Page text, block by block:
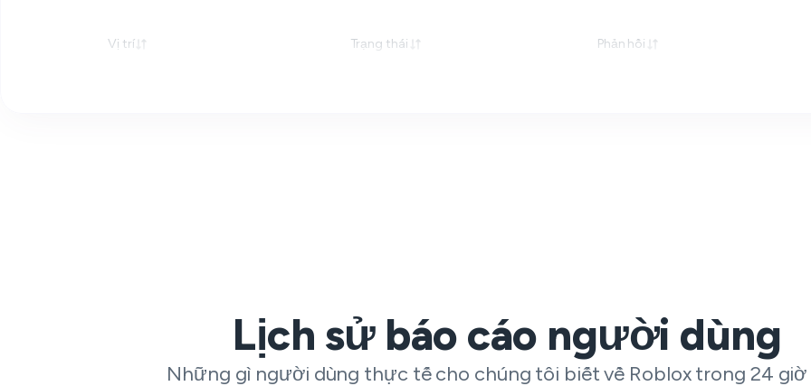
Vị trí Trạng thái Phản hồi
Lịch sử báo cáo người dùng
Những gì người dùng thực tế cho chúng tôi biết về Roblox trong 24 giờ